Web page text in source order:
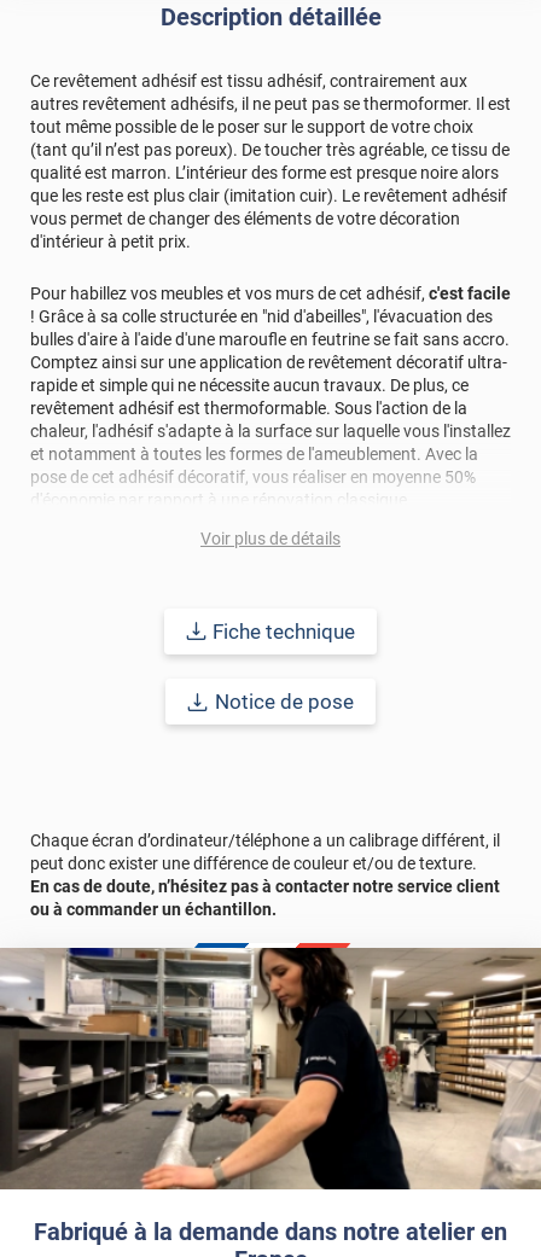
Fabriqué à la demande dans notre atelier en
Description détaillée
Ce revêtement adhésif est tissu adhésif, contrairement aux
autres revêtement adhésifs, il ne peut pas se thermoformer. Il est
tout même possible de le poser sur le support de votre choix
(tant qu’il n’est pas poreux). De toucher très agréable, ce tissu de
qualité est marron. L’intérieur des forme est presque noire alors
que les reste est plus clair (imitation cuir). Le revêtement adhésif
vous permet de changer des éléments de votre décoration
d'intérieur à petit prix.
Pour habillez vos meubles et vos murs de cet adhésif, c'est facile
! Grâce à sa colle structurée en "nid d'abeilles", l'évacuation des
bulles d'aire à l'aide d'une maroufle en feutrine se fait sans accro.
Comptez ainsi sur une application de revêtement décoratif ultra-
rapide et simple qui ne nécessite aucun travaux. De plus, ce
revêtement adhésif est thermoformable. Sous l'action de la
chaleur, l'adhésif s'adapte à la surface sur laquelle vous l'installez
et notamment à toutes les formes de l'ameublement. Avec la
pose de cet adhésif décoratif, vous réaliser en moyenne 50%
d'économie par rapport à une rénovation classique.
Pour donner une seconde jeunesse à vos murs ou meubles,
Grâce à son épaisseur, cet adhésif masque également les petites
imperfections. Classé A+ au test C.O.V et C-s2,d0 au feu, ce
: 10 ans en pose intérieur (anti craquèlement,
d'échantillons gratuite.
Voir plus de détails
Fiche technique
Notice de pose
Chaque écran d’ordinateur/téléphone a un calibrage différent, il
peut donc exister une différence de couleur et/ou de texture.
En cas de doute, n’hésitez pas à contacter notre service client
ou à commander un échantillon.